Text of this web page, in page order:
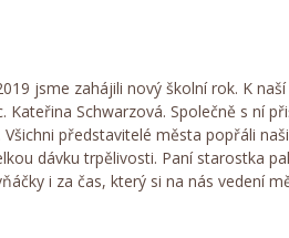
jsme zahájili nový školní rok. K
Kateřina Schwarzová. Společně s ní
Všichni představitelé města popřáli
dávku trpělivosti. Paní starostka
i za čas, který si na nás vedení